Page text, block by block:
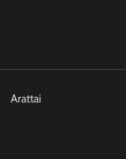
Arattai